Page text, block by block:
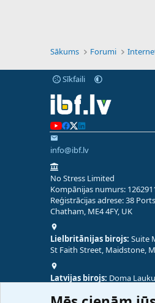
Sākums Forumi
Sīkfaili
info@ibf.lv
No Stress Limited
Kompānijas numurs:
Reģistrācijas adrese: 38
Chatham, ME4 4FY, UK
Lielbritānijas birojs: Suite
St Faith Street, Maidstone,
Latvijas birojs: Doma